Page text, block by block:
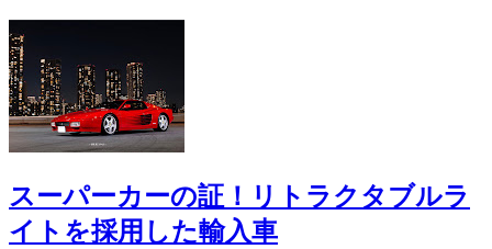
スーパーカーの証！リトラクタブルラ
イトを採用した輸入車